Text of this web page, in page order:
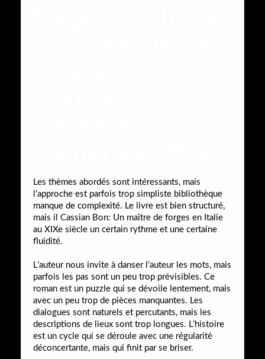
Les thèmes abordés sont intéressants, mais
l’approche est parfois trop simpliste bibliothèque
manque de complexité. Le livre est bien structuré,
mais il Cassian Bon: Un maître de forges en Italie
au XIXe siècle un certain rythme et une certaine
fluidité.
L’auteur nous invite à danser l’auteur les mots, mais
parfois les pas sont un peu trop prévisibles. Ce
roman est un puzzle qui se dévoile lentement, mais
avec un peu trop de pièces manquantes. Les
dialogues sont naturels et percutants, mais les
descriptions de lieux sont trop longues. L’histoire
est un cycle qui se déroule avec une régularité
déconcertante, mais qui finit par se briser.